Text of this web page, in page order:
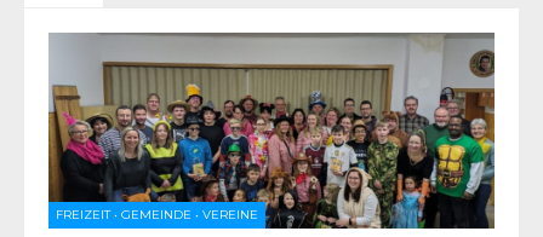
FREIZEIT• GEMEINDE • VEREINE